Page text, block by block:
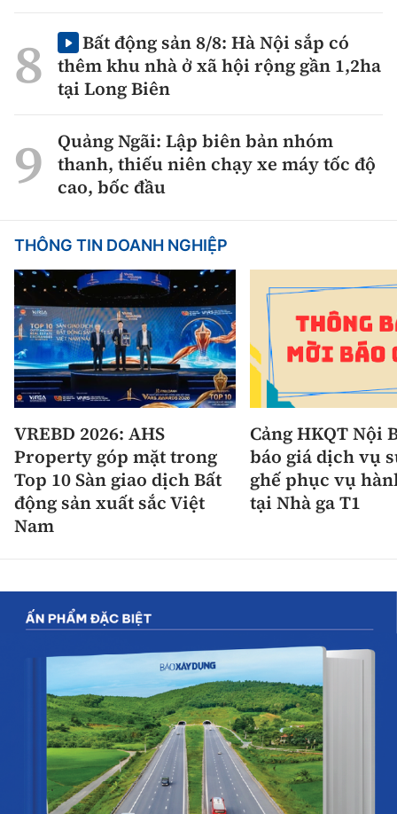
Bất động sản 8/8: Hà Nội sắp có
thêm khu nhà ở xã hội rộng gần 1,2ha
tại Long Biên
Quảng Ngãi: Lập biên bản nhóm
thanh, thiếu niên chạy xe máy tốc độ
cao, bốc đầu
THÔNG TIN DOANH NGHIỆP
VREBD 2026: AHS
Property góp mặt trong
Top 10 Sàn giao dịch Bất
động sản xuất sắc Việt
Nam
Cảng HKQT Nội
báo giá dịch vụ
ghế phục vụ
tại Nhà ga T1